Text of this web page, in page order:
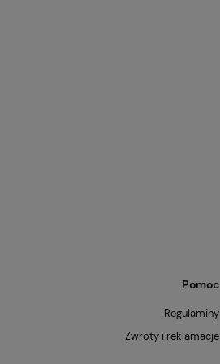
Pomoc
Regulaminy
Zwroty i reklamacje